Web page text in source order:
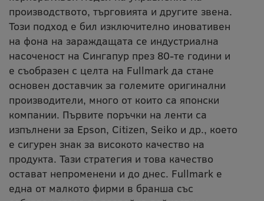
производството, търговията и другите звена.
Този подход е бил изключително иновативен
на фона на зараждащата се индустриална
насоченост на Сингапур през 80-те години и
е съобразен с целта на Fullmark да стане
основен доставчик за големите оригинални
производители, много от които са японски
компании. Първите поръчки на ленти са
изпълнени за Epson, Citizen, Seiko и др., което
е сигурен знак за високото качество на
продукта. Тази стратегия и това качество
остават непроменени и до днес. Fullmark е
една от малкото фирми в бранша със